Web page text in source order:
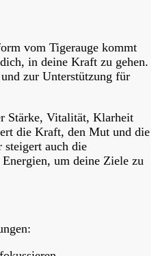
vom Tigerauge kommt
in deine Kraft zu gehen.
zur Unterstützung für
Stärke, Vitalität, Klarheit
die Kraft, den Mut und die
steigert auch die
um deine Ziele zu